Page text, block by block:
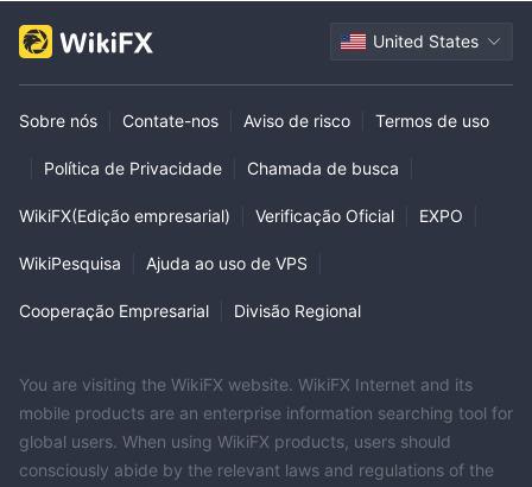
United States
Sobre nós Contate-nos Aviso de risco Termos de uso
Política de Privacidade Chamada de busca
WikiFX(Edição empresarial) Verificação Oficial EXPO
WikiPesquisa Ajuda ao uso de VPS
Cooperação Empresarial Divisão Regional
You are visiting the WikiFX website. WikiFX Internet and its
mobile products are an enterprise information searching tool for
global users. When using WikiFX products, users should
consciously abide by the relevant laws and regulations of the